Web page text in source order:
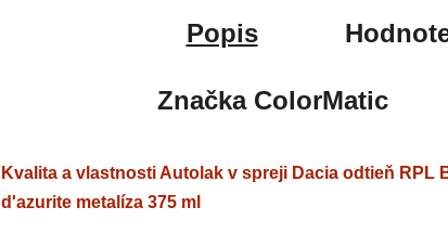
Popis
ZnačkaColorMatic
Kvalita a vlastnosti Autolak v spreji Dacia odtieň RPL
d'azurite metalíza 375 ml